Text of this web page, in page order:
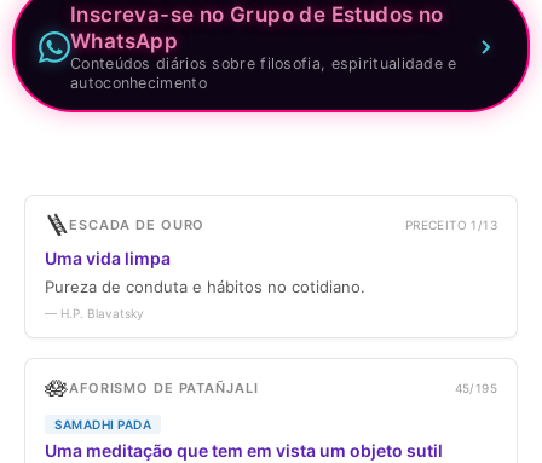
Inscreva-se no Grupo de Estudos no
WhatsApp
Conteúdos diários sobre filosofia, espiritualidade e
autoconhecimento